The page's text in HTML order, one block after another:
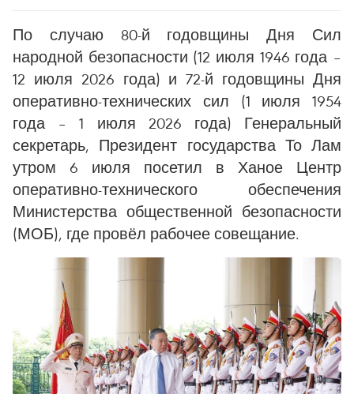
По случаю 80-й годовщины Дня Сил
народной безопасности (12 июля 1946 года –
12 июля 2026 года) и 72-й годовщины Дня
оперативно-технических сил (1 июля 1954
года – 1 июля 2026 года) Генеральный
секретарь, Президент государства То Лам
утром 6 июля посетил в Ханое Центр
оперативно-технического обеспечения
Министерства общественной безопасности
(МОБ), где провёл рабочее совещание.